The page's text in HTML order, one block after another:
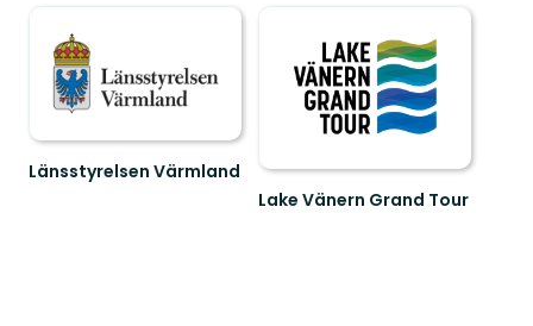
Länsstyrelsen Värmland
Lake Vänern Grand Tour